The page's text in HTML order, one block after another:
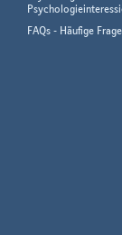
FAQs - Häufige